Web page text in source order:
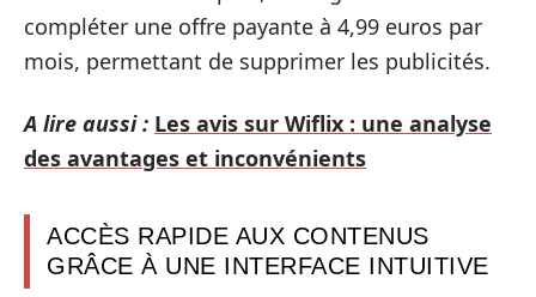
compléter une offre payante à 4,99 euros par
mois, permettant de supprimer les publicités.
A lire aussi : Les avis sur Wiflix : une analyse
des avantages et inconvénients
ACCÈS RAPIDE AUX CONTENUS
GRÂCE À UNE INTERFACE INTUITIVE